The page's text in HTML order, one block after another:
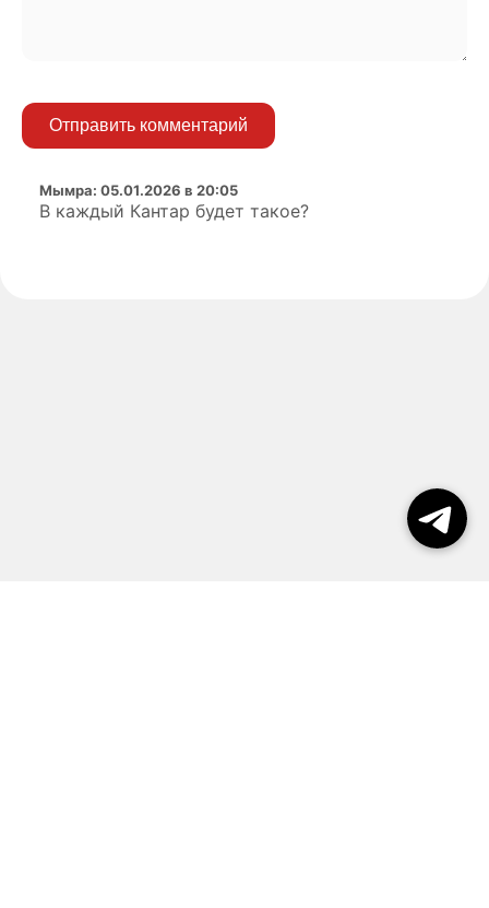
Отправить комментарий
Мымра: 05.01.2026 в 20:05
В каждый Кантар будет такое?